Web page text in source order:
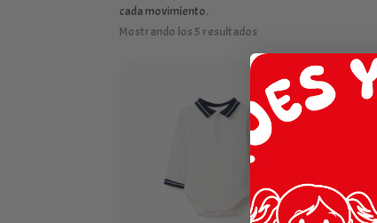
cada movimiento.
Mostrando los 5 resultados